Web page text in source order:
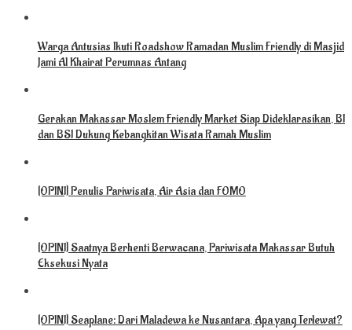
Warga Antusias Ikuti Roadshow Ramadan Muslim Friendly di Masjid
Jami Al Khairat Perumnas Antang
Gerakan Makassar Moslem Friendly Market Siap Dideklarasikan, BI
dan BSI Dukung Kebangkitan Wisata Ramah Muslim
[OPINI] Penulis Pariwisata, Air Asia dan FOMO
[OPINI] Saatnya Berhenti Berwacana, Pariwisata Makassar Butuh
Eksekusi Nyata
[OPINI] Seaplane: Dari Maladewa ke Nusantara, Apa yang Terlewat?